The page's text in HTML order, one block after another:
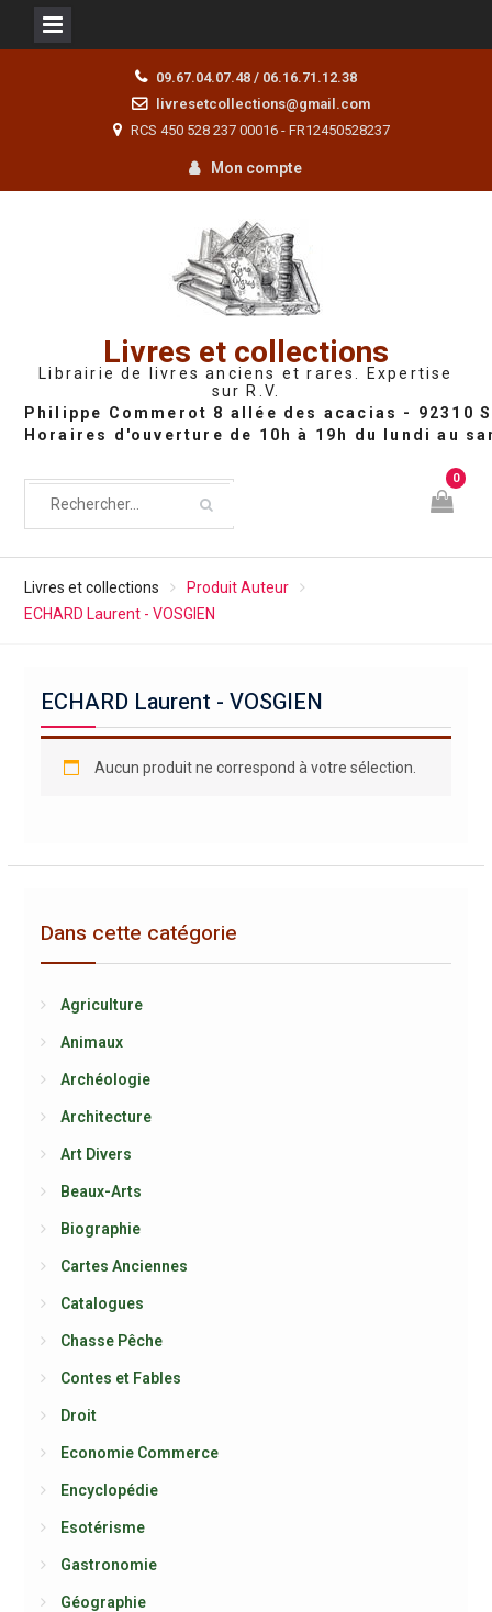
09.67.04.07.48 / 06.16.71.12.38
livresetcollections@gmail.com
RCS 450 528 237 00016 - FR12450528237
Mon compte
Livres et collections
Librairie de livres anciens et rares. Expertise
sur R.V.
0
Livres et collections
Produit Auteur
ECHARD Laurent - VOSGIEN
ECHARD Laurent - VOSGIEN
Aucun produit ne correspond à votre sélection.
Dans cette catégorie
Agriculture
Animaux
Archéologie
Architecture
Art Divers
Beaux-Arts
Biographie
Cartes Anciennes
Catalogues
Chasse Pêche
Contes et Fables
Droit
Economie Commerce
Encyclopédie
Esotérisme
Gastronomie
Géographie